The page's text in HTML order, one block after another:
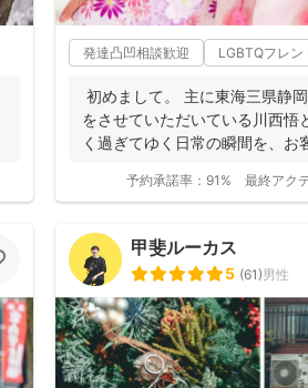
発達凸凹相談歓迎 LGBTQフレン
初めまして。 主に東海三県静
をさせていただいている川西悟
く過ぎてゆく日常の瞬間を、お
予約承諾率： 91% 最終アク
甲斐ルーカス
5 (61)男性